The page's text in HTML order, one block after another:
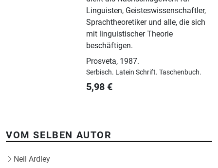
Linguisten, Geisteswissenschaftler,
Sprachtheoretiker und alle, die sich
mit linguistischer Theorie
beschäftigen.
Prosveta, 1987.
Serbisch. Latein Schrift.Taschenbuch.
5,98 €
VOM SELBEN AUTOR
Neil Ardley